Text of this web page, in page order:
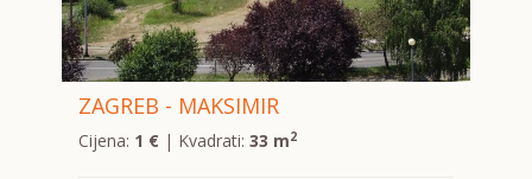
ZAGREB - MAKSIMIR
Cijena: 1 €| Kvadrati: 33 m2